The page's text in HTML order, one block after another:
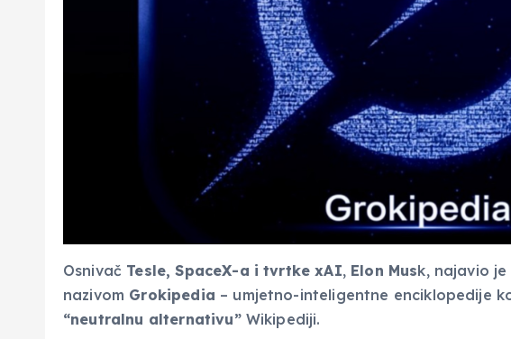
Osnivač Tesle, SpaceX-a i tvrtke xAI, Elon Musk, najavio
nazivom Grokipedia – umjetno-inteligentne enciklopedije
“neutralnu alternativu”Wikipediji.